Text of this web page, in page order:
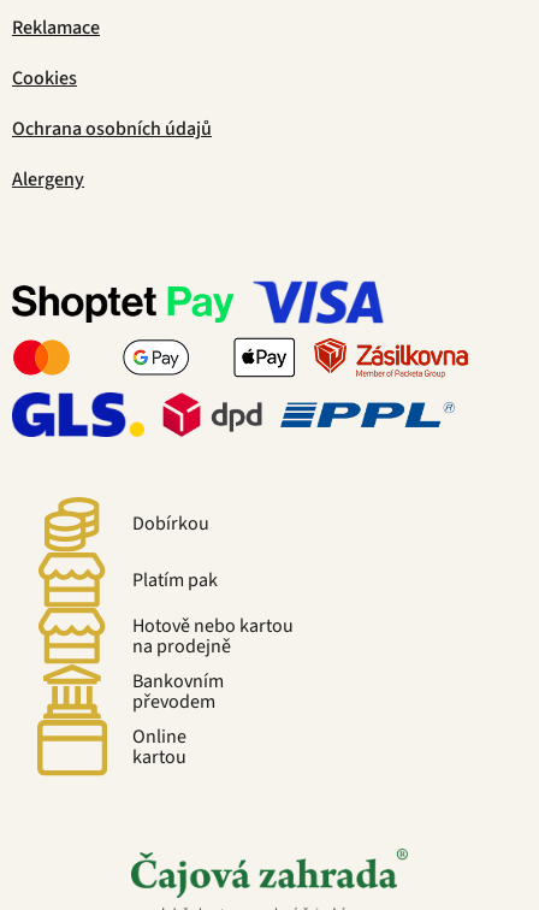
Reklamace
Cookies
Ochrana osobních údajů
Alergeny
Dobírkou
Platím pak
Hotově nebo kartou
na prodejně
Bankovním
převodem
Online
kartou